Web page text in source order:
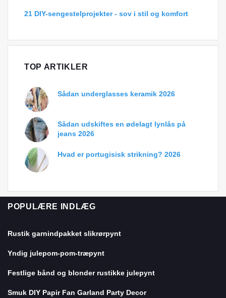
21 DIY-sengestelprojekter - sov i stil og komfort
TOP ARTIKLER
Sådan underglasses keramik 2026
Sådan udskiftes en ødelagt lynlås på
jeans 2026
Hvad er portugisisk strikning? 2026
POPULÆRE INDLÆG
Rustik garnindpakket slikrørpynt
Yndig julepom-pom-træpynt
Festlige bånd og blonder rustikke julepynt
Smuk DIY Papir Fan Garland Party Decor